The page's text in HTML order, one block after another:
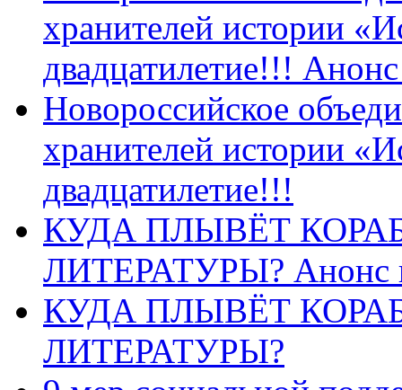
хранителей истории
двадцатилетие!!!
Новороссийское
хранителей истории
двадцатилетие!!!
КУДА ПЛЫВЁТ
ЛИТЕРАТУРЫ? Анонс
КУДА ПЛЫВЁТ
ЛИТЕРАТУРЫ?